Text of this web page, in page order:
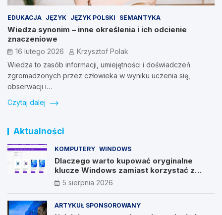
EDUKACJA JĘZYK JĘZYK POLSKI SEMANTYKA
Wiedza synonim – inne określenia i ich odcienie
znaczeniowe
16 lutego 2026
Krzysztof Polak
Wiedza to zasób informacji, umiejętności i doświadczeń
zgromadzonych przez człowieka w wyniku uczenia się,
obserwacji i…
Czytaj dalej
Aktualności
KOMPUTERY WINDOWS
Dlaczego warto kupować oryginalne
klucze Windows zamiast korzystać z
nieautoryzowanych źródeł?
5 sierpnia 2026
ARTYKUŁ SPONSOROWANY